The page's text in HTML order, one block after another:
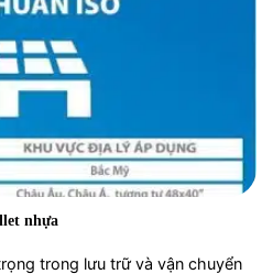
nhựa
trong lưu trữ và vận chuyển